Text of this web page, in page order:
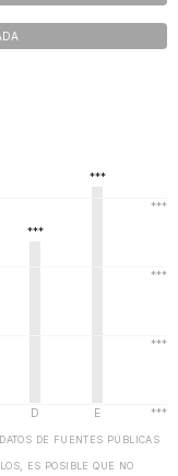
DE FUENTES PÚBLICAS
ES POSIBLE QUE NO